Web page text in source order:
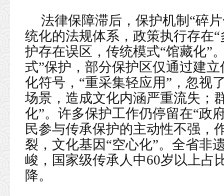
法律保障滞后，保护机制“碎
统化的法规体系，政策执行存在
护存在误区，传统模式“馆藏化”
式”保护，部分保护区仅通过建
化符号，“重采集轻应用”，忽视
场景，造成文化内涵严重流失；
化”。许多保护工作仍停留在“政
民参与传承保护的主动性不强，
裂，文化基因“空心化”。全省非
峻，国家级传承人中60岁以上占
降。